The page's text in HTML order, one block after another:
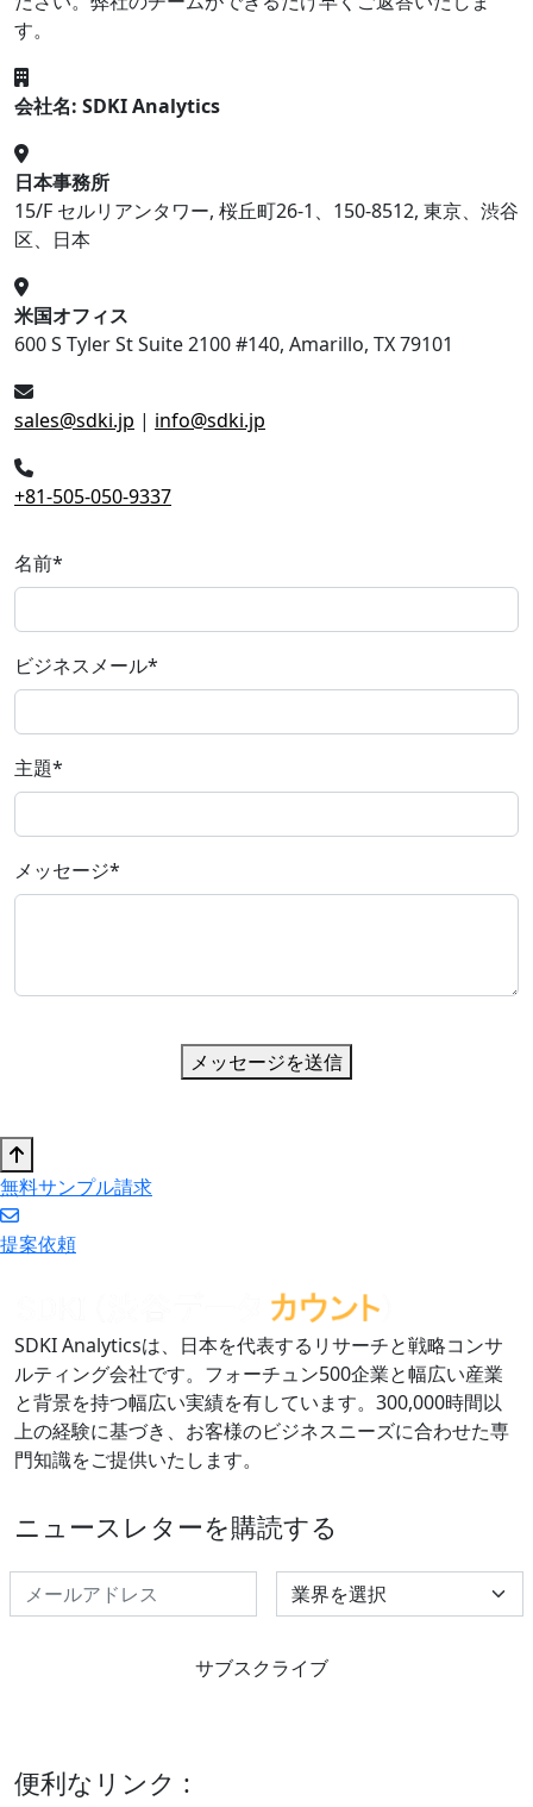
す。
会社名: SDKI Analytics
日本事務所
15/F セルリアンタワー, 桜丘町26-1、150-8512, 東京、渋谷
区、日本
米国オフィス
600 S Tyler St Suite 2100 #140, Amarillo, TX 79101
sales@sdki.jp | info@sdki.jp
+81-505-050-9337
名前*
ビジネスメール*
主題*
メッセージ*
メッセージを送信
無料サンプル請求
提案依頼
SDKI Analyticsは、日本を代表するリサーチと戦略コンサ
ルティング会社です。フォーチュン500企業と幅広い産業
と背景を持つ幅広い実績を有しています。300,000時間以
上の経験に基づき、お客様のビジネスニーズに合わせた専
門知識をご提供いたします。
ニュースレターを購読する
Select Industry
サブスクライブ
便利なリンク :